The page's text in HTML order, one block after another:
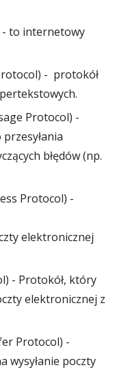
to internetowy
- protokół
Protocol) -
błędów (np.
Protocol) -
elektronicznej
- Protokół, który
elektronicznej z
Protocol) -
wysyłanie poczty